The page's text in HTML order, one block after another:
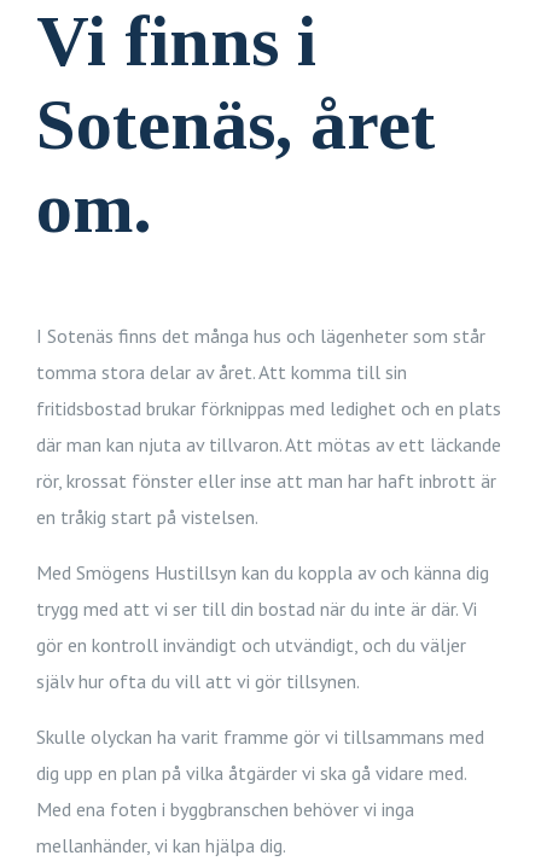
Vi finns i
Sotenäs, året
om.
I Sotenäs finns det många hus och lägenheter som står
tomma stora delar av året. Att komma till sin
fritidsbostad brukar förknippas med ledighet och en plats
där man kan njuta av tillvaron. Att mötas av ett läckande
rör, krossat fönster eller inse att man har haft inbrott är
en tråkig start på vistelsen.
Med Smögens Hustillsyn kan du koppla av och känna dig
trygg med att vi ser till din bostad när du inte är där. Vi
gör en kontroll invändigt och utvändigt, och du väljer
själv hur ofta du vill att vi gör tillsynen.
Skulle olyckan ha varit framme gör vi tillsammans med
dig upp en plan på vilka åtgärder vi ska gå vidare med.
Med ena foten i byggbranschen behöver vi inga
mellanhänder, vi kan hjälpa dig.